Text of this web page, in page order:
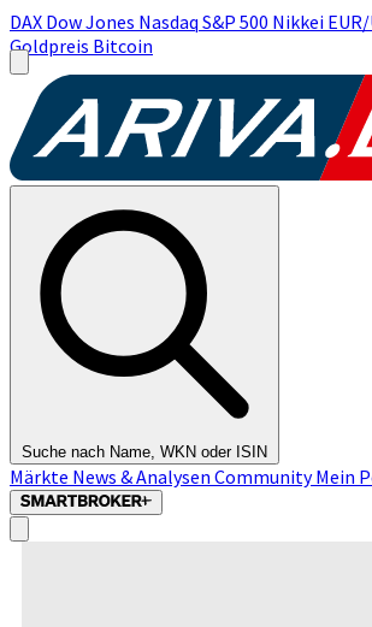
DAX Dow Jones Nasdaq S&P 500 Nikkei
Goldpreis Bitcoin
Suche nach Name, WKN oder ISIN
Märkte News & Analysen CommunityMein